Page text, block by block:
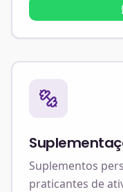
Suplementos
praticantes de